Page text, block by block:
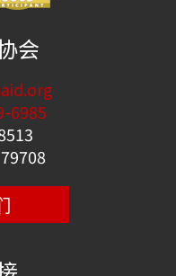
会
6985